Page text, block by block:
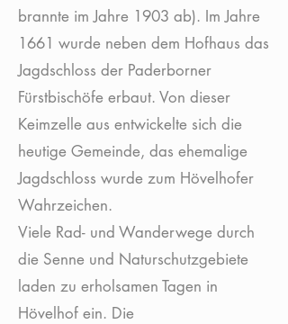
brannte im Jahre 1903 ab). Im Jahre
1661 wurde neben dem Hofhaus das
Jagdschloss der Paderborner
Fürstbischöfe erbaut. Von dieser
Keimzelle aus entwickelte sich die
heutige Gemeinde, das ehemalige
Jagdschloss wurde zum Hövelhofer
Wahrzeichen.
Viele Rad- und Wanderwege durch
die Senne und Naturschutzgebiete
laden zu erholsamen Tagen in
Hövelhof ein. Die